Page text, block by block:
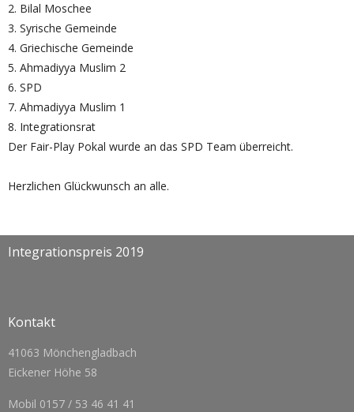
2. Bilal Moschee
3. Syrische Gemeinde
4. Griechische Gemeinde
5. Ahmadiyya Muslim 2
6. SPD
7. Ahmadiyya Muslim 1
8. Integrationsrat
Der Fair-Play Pokal wurde an das SPD Team überreicht.
Herzlichen Glückwunsch an alle.
Integrationspreis 2019
Kontakt
41063 Mönchengladbach
Eickener Höhe 58
Mobil 0157 / 53 46 41 41